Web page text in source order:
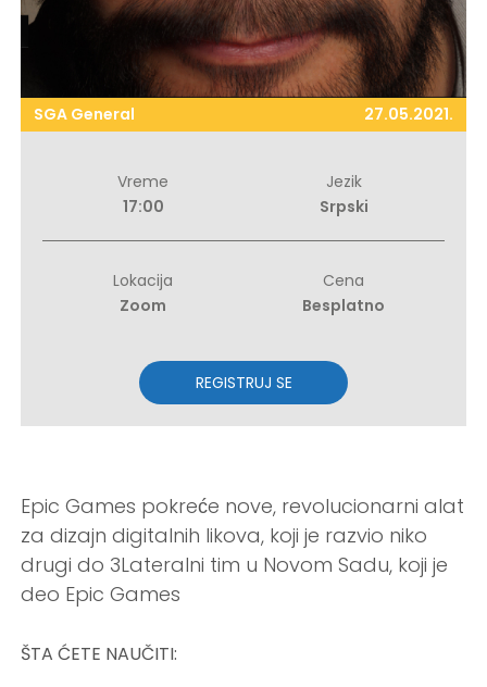
SGA General 27.05.2021.
Vreme
17:00
Jezik
Srpski
Lokacija
Zoom
Cena
Besplatno
REGISTRUJ SE
Epic Games pokreće nove, revolucionarni alat
za dizajn digitalnih likova, koji je razvio niko
drugi do 3Lateralni tim u Novom Sadu, koji je
deo Epic Games
ŠTA ĆETE NAUČITI: